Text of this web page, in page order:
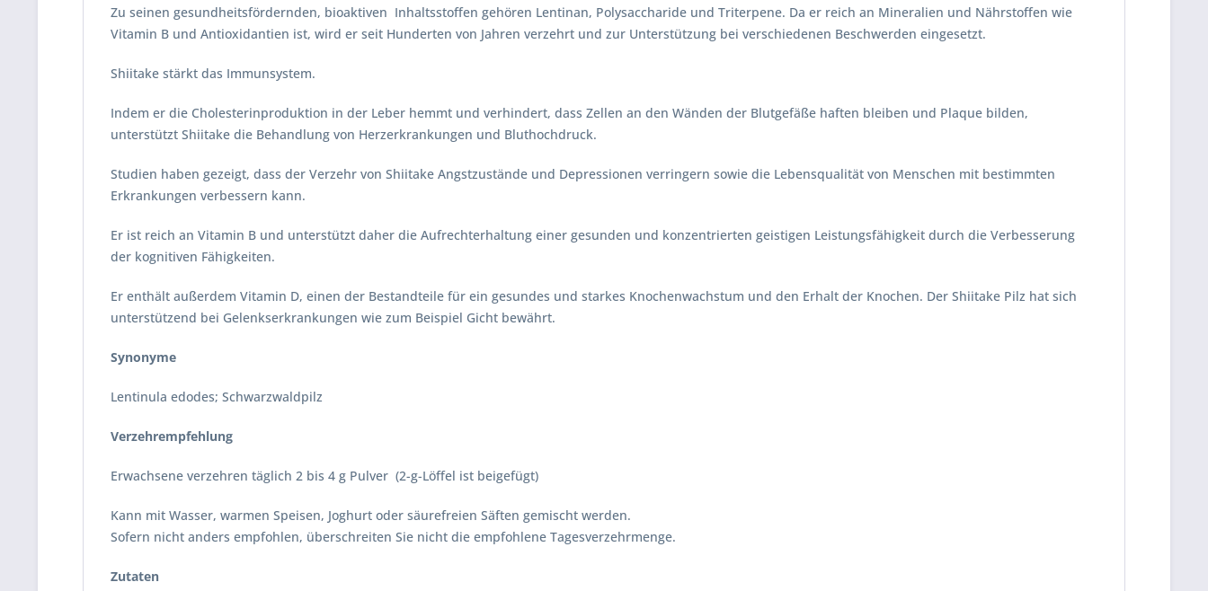
Zu seinen gesundheitsfördernden, bioaktiven Inhaltsstoffen gehören Lentinan, Polysaccharide und Triterpene. Da er reich an Mineralien und Nährstoffen wie
Vitamin B und Antioxidantien ist, wird er seit Hunderten von Jahren verzehrt und zur Unterstützung bei verschiedenen Beschwerden eingesetzt.
Shiitake stärkt das Immunsystem.
Indem er die Cholesterinproduktion in der Leber hemmt und verhindert, dass Zellen an den Wänden der Blutgefäße haften bleiben und Plaque bilden,
unterstützt Shiitake die Behandlung von Herzerkrankungen und Bluthochdruck.
Studien haben gezeigt, dass der Verzehr von Shiitake Angstzustände und Depressionen verringern sowie die Lebensqualität von Menschen mit bestimmten
Erkrankungen verbessern kann.
Er ist reich an Vitamin B und unterstützt daher die Aufrechterhaltung einer gesunden und konzentrierten geistigen Leistungsfähigkeit durch die Verbesserung
der kognitiven Fähigkeiten.
Er enthält außerdem Vitamin D, einen der Bestandteile für ein gesundes und starkes Knochenwachstum und den Erhalt der Knochen. Der Shiitake Pilz hat sich
unterstützend bei Gelenkserkrankungen wie zum Beispiel Gicht bewährt.
Synonyme
Lentinula edodes; Schwarzwaldpilz
Verzehrempfehlung
Erwachsene verzehren täglich 2 bis 4 g Pulver (2-g-Löffel ist beigefügt)
Kann mit Wasser, warmen Speisen, Joghurt oder säurefreien Säften gemischt werden.
Sofern nicht anders empfohlen, überschreiten Sie nicht die empfohlene Tagesverzehrmenge.
Zutaten